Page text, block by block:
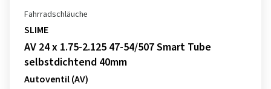
Fahrradschläuche
SLIME
AV 24 x 1.75-2.125 47-54/507 Smart Tube
selbstdichtend 40mm
Autoventil (AV)